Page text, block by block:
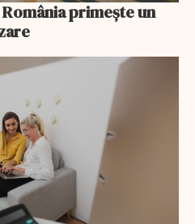
primește un